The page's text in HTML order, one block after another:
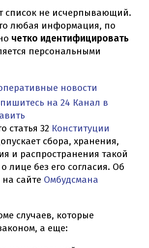
список не исчерпывающий.
любая информация, по
четко идентифицировать
персональными
новости
на 24 Канал в
статья 32 Конституции
сбора, хранения,
и распространения такой
лице без его согласия. Об
сайте Омбудсмана
случаев, которые
а еще: